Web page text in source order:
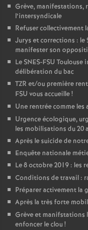
Grève, manifestations,
l’intersyndicale
Refuser collectivement
Jurys et corrections : le
manifester son
Le SNES-FSU
délibération du bac
TZR et/ou première
FSU vous accueille!
Une rentrée comme les
Urgence écologique,
les mobilisations du 20
Après le suicide de
Enquête nationale
Le 8 octobre 2019 : les
Conditions de travail :
Préparer activement la
Après la très forte
Grève et manifstations
enfoncer le clou!